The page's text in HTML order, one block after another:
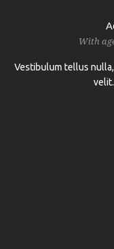
With
Vestibulum tellus